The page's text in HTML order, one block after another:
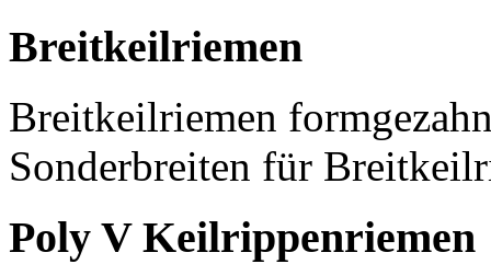
Breitkeilriemen
Breitkeilriemen
Sonderbreiten für
Poly V Keilrippenriemen